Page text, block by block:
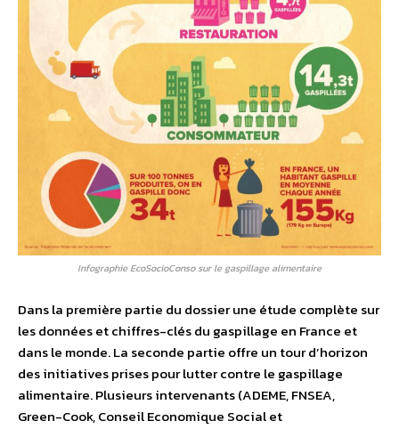
Infographie EcoSocioConso sur le gaspillage alimentaire
Dans la première partie du dossier une étude complète sur
les données et chiffres-clés du gaspillage en France et
dans le monde. La seconde partie offre un tour d’horizon
des initiatives prises pour lutter contre le gaspillage
alimentaire. Plusieurs intervenants (ADEME, FNSEA,
Green-Cook, Conseil Economique Social et